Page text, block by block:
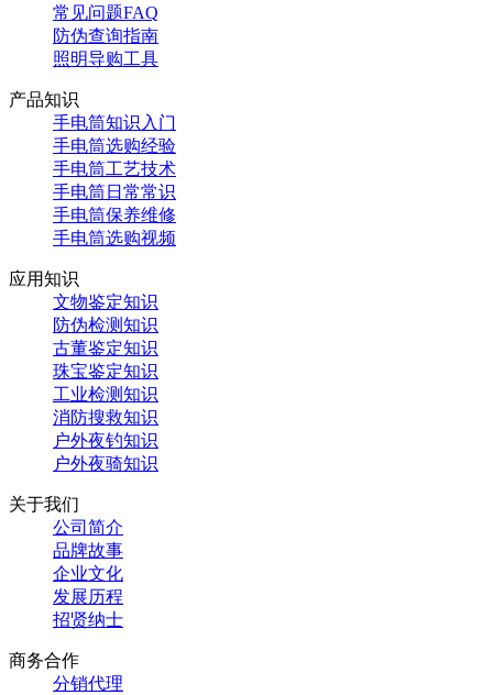
常见问题FAQ
防伪查询指南
照明导购工具
产品知识
手电筒知识入门
手电筒选购经验
手电筒工艺技术
手电筒日常常识
手电筒保养维修
手电筒选购视频
应用知识
文物鉴定知识
防伪检测知识
古董鉴定知识
珠宝鉴定知识
工业检测知识
消防搜救知识
户外夜钓知识
户外夜骑知识
关于我们
公司简介
品牌故事
企业文化
发展历程
招贤纳士
商务合作
分销代理